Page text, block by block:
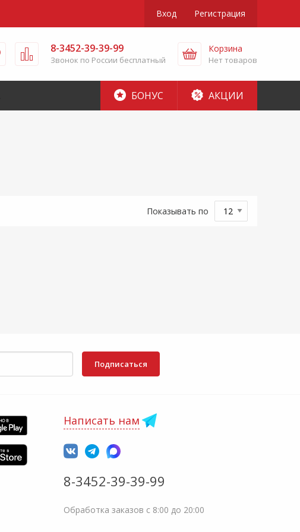
Вход Регистрация
8-3452-39-39-99
Звонок по России бесплатный
Корзина
Нет товаров
БОНУС АКЦИИ
Показывать по
Подписаться
Написать нам
8-3452-39-39-99
Обработка заказов с 8:00 до 20:00